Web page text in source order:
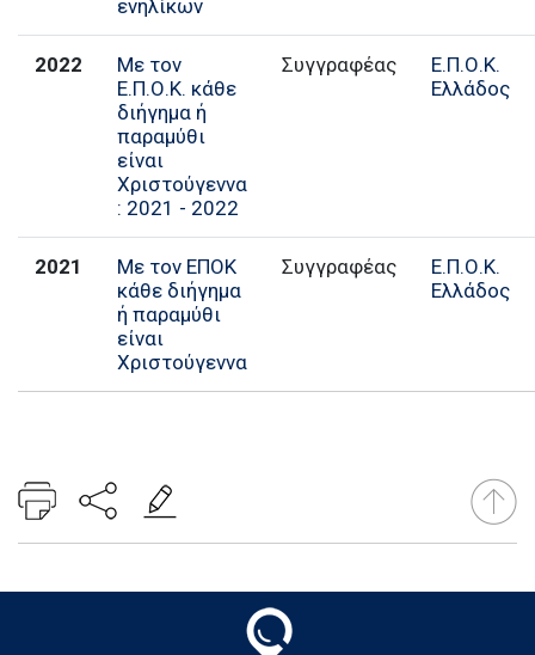
ενηλίκων
2022
Με τον
Ε.Π.Ο.Κ. κάθε
διήγημα ή
παραμύθι
είναι
Χριστούγεννα
: 2021 - 2022
Συγγραφέας
Ε.Π.Ο.Κ.
Ελλάδος
2021
Με τον ΕΠΟΚ
κάθε διήγημα
ή παραμύθι
είναι
Χριστούγεννα
Συγγραφέας
Ε.Π.Ο.Κ.
Ελλάδος